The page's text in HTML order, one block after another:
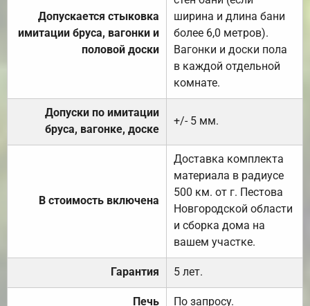
Допускается стыковка
имитации бруса, вагонки и
половой доски
ширина и длина бани
более 6,0 метров).
Вагонки и доски пола
в каждой отдельной
комнате.
Допуски по имитации
бруса, вагонке, доске
+/- 5 мм.
В стоимость включена
Доставка комплекта
материала в радиусе
500 км. от г. Пестова
Новгородской области
и сборка дома на
вашем участке.
Гарантия 5 лет.
Печь По запросу.